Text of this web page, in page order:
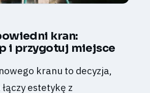
kran:
i przygotuj miejsce
kranu to decyzja,
estetykę z